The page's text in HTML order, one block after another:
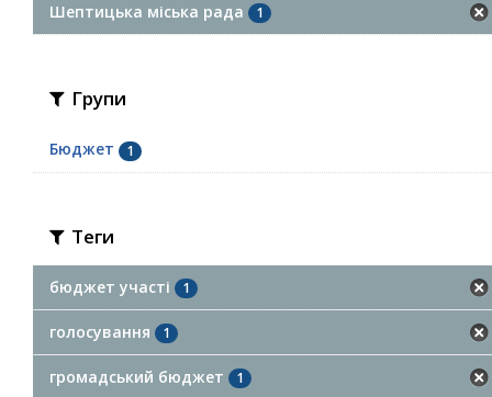
Шептицька міська рада 1
Групи
Бюджет 1
Теги
бюджет участі 1
голосування 1
громадський бюджет 1